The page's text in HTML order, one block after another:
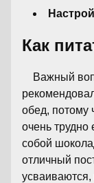
Как
Важный
обед, потому
очень трудно
собой
отличный